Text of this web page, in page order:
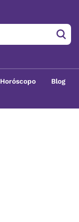
Horóscopo Blog